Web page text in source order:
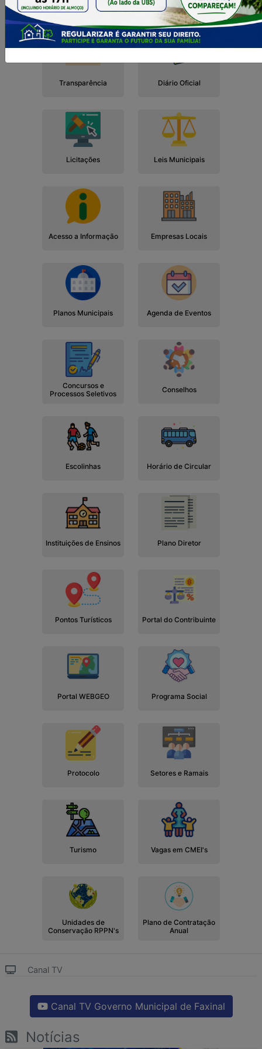
Transparência Diário Oficial
Licitações Leis Municipais
Acesso a Informação Empresas Locais
Planos Municipais Agenda de Eventos
Concursos e
Processos Seletivos
Conselhos
Escolinhas Horário de Circular
Instituições de Ensinos Plano Diretor
Pontos Turísticos Portal do Contribuinte
Portal WEBGEO Programa Social
Protocolo Setores e Ramais
Turismo Vagas em CMEI's
Unidades de
Conservação RPPN's
Plano de Contratação
Anual
Canal TV
Canal TV Governo Municipal de Faxinal
Notícias